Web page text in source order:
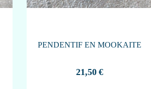
PENDENTIF EN MOOKAITE
21,50€